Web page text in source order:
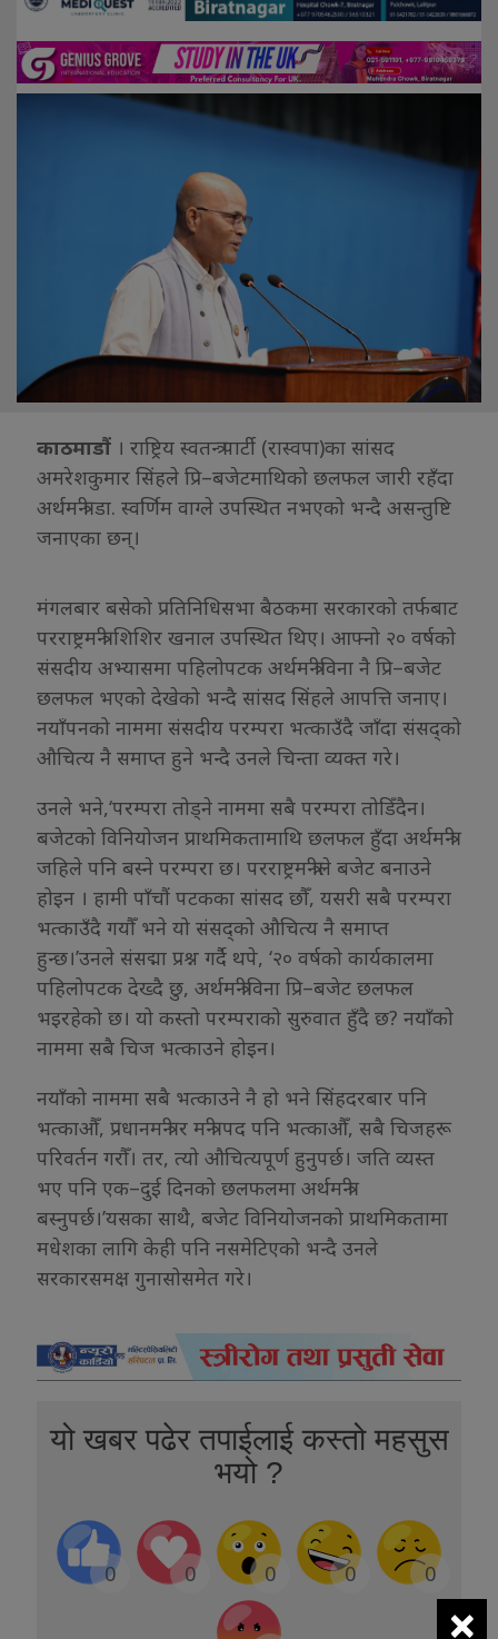
काठमाडौं । राष्ट्रिय स्वतन्त्र पार्टी (रास्वपा)का सांसद
अमरेशकुमार सिंहले प्रि–बजेटमाथिको छलफल जारी रहँदा
अर्थमन्त्री डा. स्वर्णिम वाग्ले उपस्थित नभएको भन्दै असन्तुष्टि
जनाएका छन्।
मंगलबार बसेको प्रतिनिधिसभा बैठकमा सरकारको तर्फबाट
परराष्ट्रमन्त्री शिशिर खनाल उपस्थित थिए। आफ्नो २० वर्षको
संसदीय अभ्यासमा पहिलोपटक अर्थमन्त्रीविना नै प्रि–बजेट
छलफल भएको देखेको भन्दै सांसद सिंहले आपत्ति जनाए।
नयाँपनको नाममा संसदीय परम्परा भत्काउँदै जाँदा संसद्को
औचित्य नै समाप्त हुने भन्दै उनले चिन्ता व्यक्त गरे।
उनले भने,‘परम्परा तोड्ने नाममा सबै परम्परा तोडिँदैन।
बजेटको विनियोजन प्राथमिकतामाथि छलफल हुँदा अर्थमन्त्री
जहिले पनि बस्ने परम्परा छ। परराष्ट्रमन्त्रीले बजेट बनाउने
होइन । हामी पाँचौं पटकका सांसद छौँ, यसरी सबै परम्परा
भत्काउँदै गयौँ भने यो संसद्को औचित्य नै समाप्त
हुन्छ।’उनले संसद्मा प्रश्न गर्दै थपे, ‘२० वर्षको कार्यकालमा
पहिलोपटक देख्दै छु, अर्थमन्त्रीविना प्रि–बजेट छलफल
भइरहेको छ। यो कस्तो परम्पराको सुरुवात हुँदै छ? नयाँको
नाममा सबै चिज भत्काउने होइन।
नयाँको नाममा सबै भत्काउने नै हो भने सिंहदरबार पनि
भत्काऔँ, प्रधानमन्त्री र मन्त्री पद पनि भत्काऔँ, सबै चिजहरू
परिवर्तन गरौँ। तर, त्यो औचित्यपूर्ण हुनुपर्छ। जति व्यस्त
भए पनि एक–दुई दिनको छलफलमा अर्थमन्त्री
बस्नुपर्छ।’यसका साथै, बजेट विनियोजनको प्राथमिकतामा
मधेशका लागि केही पनि नसमेटिएको भन्दै उनले
सरकारसमक्ष गुनासोसमेत गरे।
यो खबर पढेर तपाईलाई कस्तो महसुस
भयो ?
0 0 0 0 0
×